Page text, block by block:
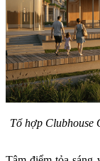
Tổ hợp Clubhouse